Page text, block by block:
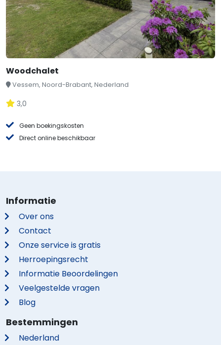
Woodchalet
Vessem, Noord-Brabant, Nederland
3,0
Geen boekingskosten
Direct online beschikbaar
Informatie
Over ons
Contact
Onze service is gratis
Herroepingsrecht
Informatie Beoordelingen
Veelgestelde vragen
Blog
Bestemmingen
Nederland